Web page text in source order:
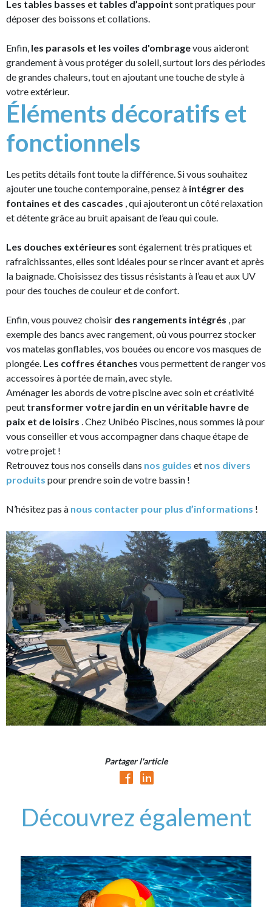
Les tables basses et tables d’appoint sont pratiques pour
déposer des boissons et collations.
Enfin, les parasols et les voiles d'ombragevous aideront
grandement à vous protéger du soleil, surtout lors des périodes
de grandes chaleurs, tout en ajoutant une touche de style à
votre extérieur.
Éléments décoratifs et
fonctionnels
Les petits détails font toute la différence. Si vous souhaitez
ajouter une touche contemporaine, pensez à intégrer des
fontaines et des cascades , qui ajouteront un côté relaxation
et détente grâce au bruit apaisant de l’eau qui coule.
Les douches extérieures sont également très pratiques et
rafraîchissantes, elles sont idéales pour se rincer avant et après
la baignade. Choisissez des tissus résistants à l’eau et aux UV
pour des touches de couleur et de confort.
Enfin, vous pouvez choisir des rangements intégrés , par
exemple des bancs avec rangement, où vous pourrez stocker
vos matelas gonflables, vos bouées ou encore vos masques de
plongée. Les coffres étanches vous permettent de ranger vos
accessoires à portée de main, avec style.
Aménager les abords de votre piscine avec soin et créativité
peut transformer votre jardin en un véritable havre de
paix et de loisirs . Chez Unibéo Piscines, nous sommes là pour
vous conseiller et vous accompagner dans chaque étape de
votre projet !
Retrouvez tous nos conseils dans nos guides et nos divers
produits pour prendre soin de votre bassin !
N’hésitez pas à nous contacter pour plus d’informations !
Partager l'article
Découvrez également